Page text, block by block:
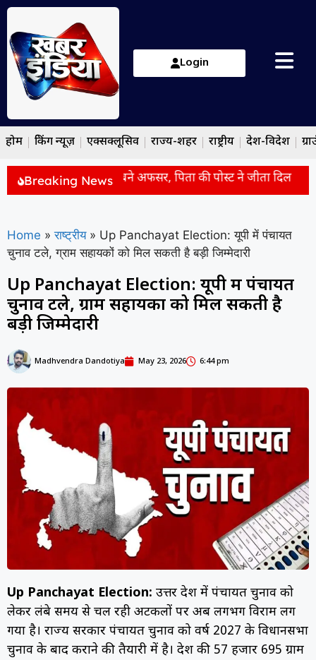
Login
होम ब्रेकिंग न्यूज़ एक्सक्लूसिव राज्य-शहर राष्ट्रीय देश-विदेश
Breaking News
के 3 भाई-बहन बने अफसर, पिता की पोस्ट ने जीता दिल
Home » राष्ट्रीय » Up Panchayat Election: यूपी में पंचायत
चुनाव टले, ग्राम सहायकों को मिल सकती है बड़ी जिम्मेदारी
Up Panchayat Election: यूपी में पंचायत
चुनाव टले, ग्राम सहायकों को मिल सकती है
बड़ी जिम्मेदारी
Madhvendra Dandotiya May 23, 2026 6:44 pm
Up Panchayat Election: उत्तर प्रदेश में पंचायत चुनाव को
लेकर लंबे समय से चल रही अटकलों पर अब लगभग विराम लग
गया है। राज्य सरकार पंचायत चुनाव को वर्ष 2027 के विधानसभा
चुनाव के बाद कराने की तैयारी में है। प्रदेश की 57 हजार 695 ग्राम